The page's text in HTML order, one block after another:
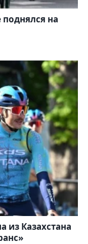
на
из Казахстана